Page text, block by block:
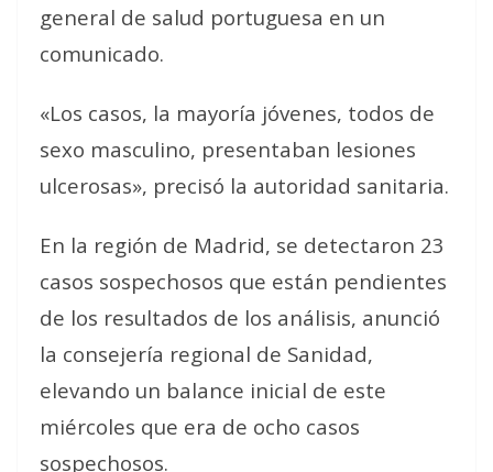
general de salud portuguesa en un
comunicado.
«Los casos, la mayoría jóvenes, todos de
sexo masculino, presentaban lesiones
ulcerosas», precisó la autoridad sanitaria.
En la región de Madrid, se detectaron 23
casos sospechosos que están pendientes
de los resultados de los análisis, anunció
la consejería regional de Sanidad,
elevando un balance inicial de este
miércoles que era de ocho casos
sospechosos.